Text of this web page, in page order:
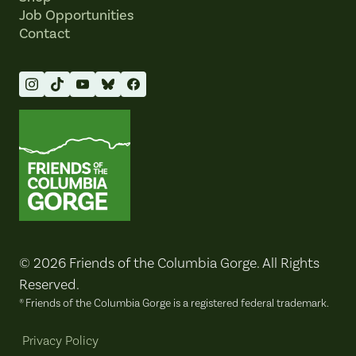
Job Opportunities
Contact
© 2026 Friends of the Columbia Gorge. All Rights
Reserved.
® Friends of the Columbia Gorge is a registered federal trademark.
Privacy Policy